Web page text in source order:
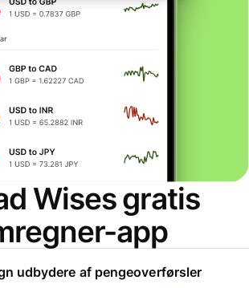
Wises gratis
app
udbydere af pengeoverførsler